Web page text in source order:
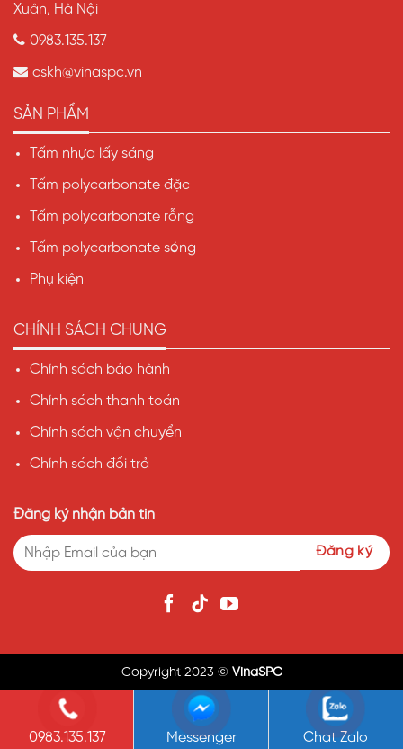
Xuân, Hà Nội
0983.135.137
cskh@vinaspc.vn
SẢN PHẨM
Tấm nhựa lấy sáng
Tấm polycarbonate đặc
Tấm polycarbonate rỗng
Tấm polycarbonate sóng
Phụ kiện
CHÍNH SÁCH CHUNG
Chính sách bảo hành
Chính sách thanh toán
Chính sách vận chuyển
Chính sách đổi trả
Đăng ký nhận bản tin
Copyright 2023 © VinaSPC
0983.135.137 Messenger Chat Zalo